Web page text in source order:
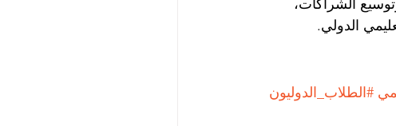
الشراكات،
الدولي.
#الطلاب_الدوليون